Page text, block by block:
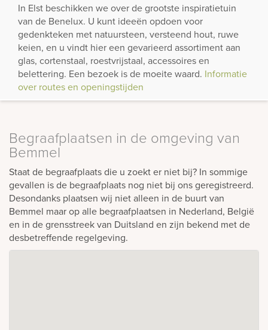
In Elst beschikken we over de grootste inspiratietuin
van de Benelux. U kunt ideeën opdoen voor
gedenkteken met natuursteen, versteend hout, ruwe
keien, en u vindt hier een gevarieerd assortiment aan
glas, cortenstaal, roestvrijstaal, accessoires en
belettering. Een bezoek is de moeite waard. Informatie
over routes en openingstijden
Begraafplaatsen in de omgeving van
Bemmel
Staat de begraafplaats die u zoekt er niet bij? In sommige
gevallen is de begraafplaats nog niet bij ons geregistreerd.
Desondanks plaatsen wij niet alleen in de buurt van
Bemmel maar op alle begraafplaatsen in Nederland, België
en in de grensstreek van Duitsland en zijn bekend met de
desbetreffende regelgeving.